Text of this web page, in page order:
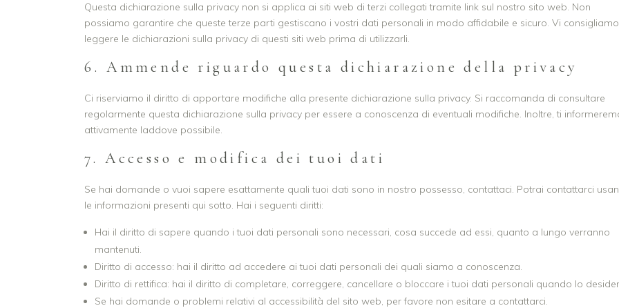
Questa dichiarazione sulla privacy non si applica ai siti web di terzi collegati tramite link sul nostro sito web. Non
possiamo garantire che queste terze parti gestiscano i vostri dati personali in modo affidabile e sicuro. Vi
leggere le dichiarazioni sulla privacy di questi siti web prima di utilizzarli.
6. Ammende riguardo questa dichiarazione della privacy
Ci riserviamo il diritto di apportare modifiche alla presente dichiarazione sulla privacy. Si raccomanda di consultare
regolarmente questa dichiarazione sulla privacy per essere a conoscenza di eventuali modifiche. Inoltre, ti
attivamente laddove possibile.
7. Accesso e modifica dei tuoi dati
Se hai domande o vuoi sapere esattamente quali tuoi dati sono in nostro possesso, contattaci. Potrai contattarci
le informazioni presenti qui sotto. Hai i seguenti diritti:
Hai il diritto di sapere quando i tuoi dati personali sono necessari, cosa succede ad essi, quanto a lungo verranno
mantenuti.
Diritto di accesso: hai il diritto ad accedere ai tuoi dati personali dei quali siamo a conoscenza.
Diritto di rettifica: hai il diritto di completare, correggere, cancellare o bloccare i tuoi dati personali quando lo
Se hai domande o problemi relativi al accessibilità del sito web, per favore non esitare a contattarci.